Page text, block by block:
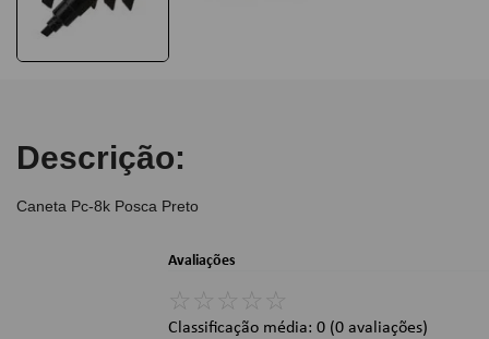
Descrição:
Caneta Pc-8k Posca Preto
Avaliações
☆ ☆ ☆ ☆ ☆
Classificação média: 0 (0 avaliações)